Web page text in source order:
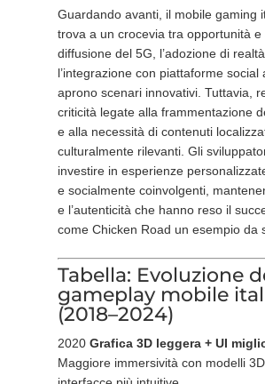
Guardando avanti, il mobile gaming
trova a un crocevia tra opportunità e
diffusione del 5G, l’adozione di
l’integrazione con piattaforme social
aprono scenari innovativi. Tuttavia,
criticità legate alla frammentazione
e alla necessità di contenuti
culturalmente rilevanti. Gli
investire in esperienze
e socialmente coinvolgenti,
e l’autenticità che hanno reso il
come Chicken Road un esempio da
Tabella: Evoluzione
gameplay mobile
(2018–2024)
2020 Grafica 3D leggera + UI
Maggiore immersività con modelli